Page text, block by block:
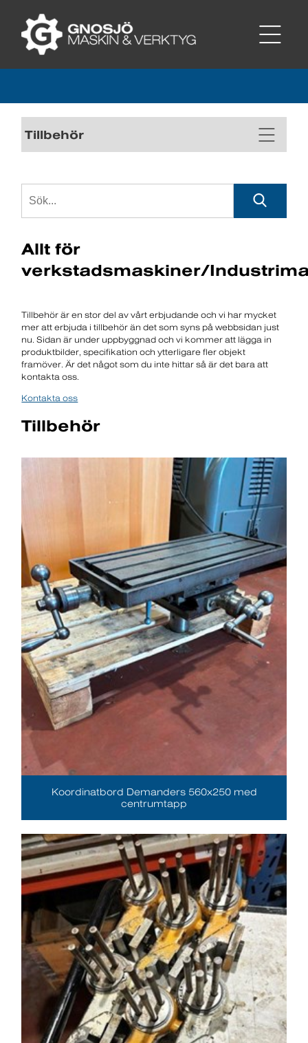
Tillbehör
Allt för
verkstadsmaskiner/
Tillbehör är en stor del av vårt erbjudande och vi har mycket
mer att erbjuda i tillbehör än det som syns på webbsidan just
nu. Sidan är under uppbyggnad och vi kommer att lägga in
produktbilder, specifikation och ytterligare fler objekt
framöver. Är det något som du inte hittar så är det bara att
kontakta oss.
Kontakta oss
Tillbehör
Koordinatbord Demanders 560x250 med
centrumtapp